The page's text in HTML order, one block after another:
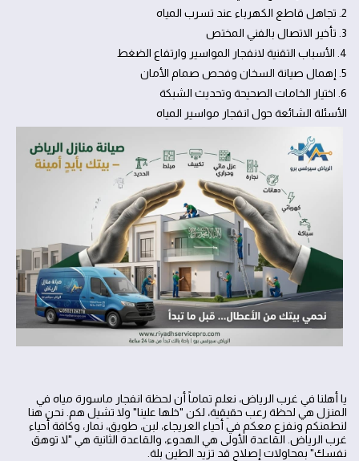
2. تجاهل قاطع الكهرباء عند تسرب المياه
3. تأخير الاتصال بالفني المختص
4. الأسباب التقنية لانفجار المواسير وارتفاع الضغط
5. إهمال صيانة السخان وفحص صمام الأمان
6. اختيار الخامات الصحيحة وتحديث الشبكة
الأسئلة الشائعة حول انفجار مواسير المياه
يا أهلنا في غرب الرياض، نعلم تماماً أن لحظة انفجار ماسورة مياه في
المنزل هي لحظة رعب حقيقية، لكن "خلها علينا" ولا تشيل هم. نحن هنا
لنطمنكم ونفزع معكم في أحياء العريجاء، لبن، طويق، نمار، وكافة أحياء
غرب الرياض. القاعدة الأولى هي الهدوء، والقاعدة الثانية هي "لا توهق
نفسك" بمحاولات إصلاح قد تزيد الطين بلة.